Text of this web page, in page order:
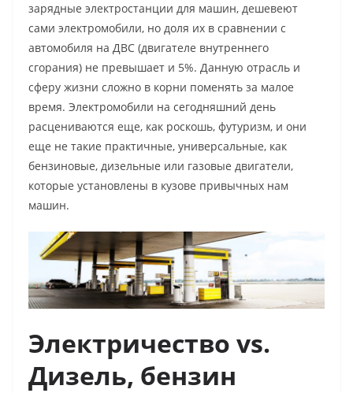
зарядные электростанции для машин, дешевеют
сами электромобили, но доля их в сравнении с
автомобиля на ДВС (двигателе внутреннего
сгорания) не превышает и 5%. Данную отрасль и
сферу жизни сложно в корни поменять за малое
время. Электромобили на сегодняшний день
расцениваются еще, как роскошь, футуризм, и они
еще не такие практичные, универсальные, как
бензиновые, дизельные или газовые двигатели,
которые установлены в кузове привычных нам
машин.
Электричество vs.
Дизель, бензин